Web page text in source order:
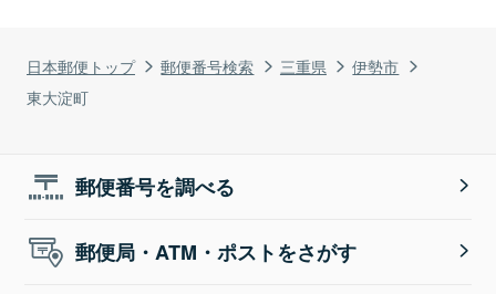
日本郵便トップ 郵便番号検索 三重県
伊勢市
東大淀町
郵便番号を調べる
郵便局・ATM・ポストをさがす